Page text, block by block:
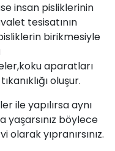
insan pisliklerinin
tesisatının
birikmesiyle
aparatları
oluşur.
ile yapılırsa aynı
yaşarsınız böylece
yıpranırsınız.